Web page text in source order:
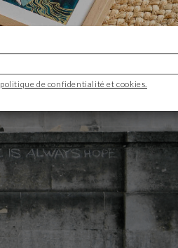
politique de confidentialité et cookies.